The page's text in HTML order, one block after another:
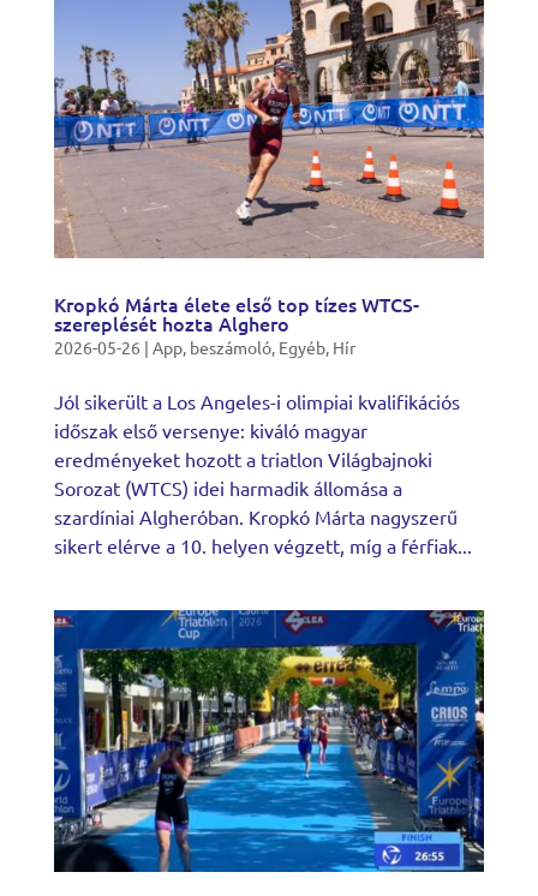
Kropkó Márta élete első top tízes WTCS-
szereplését hozta Alghero
2026-05-26 | App, beszámoló, Egyéb, Hír
Jól sikerült a Los Angeles-i olimpiai kvalifikációs
időszak első versenye: kiváló magyar
eredményeket hozott a triatlon Világbajnoki
Sorozat (WTCS) idei harmadik állomása a
szardíniai Algheróban. Kropkó Márta nagyszerű
sikert elérve a 10. helyen végzett, míg a férfiak...